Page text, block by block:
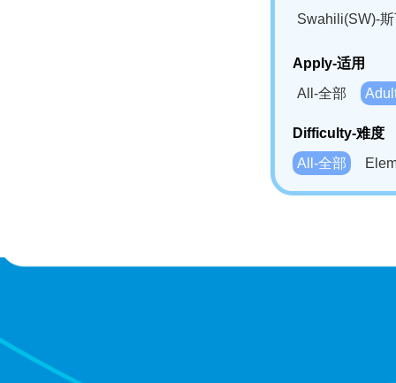
Swahili(SW)-
Apply-适用
All-全部
Difficulty-难度
All-全部